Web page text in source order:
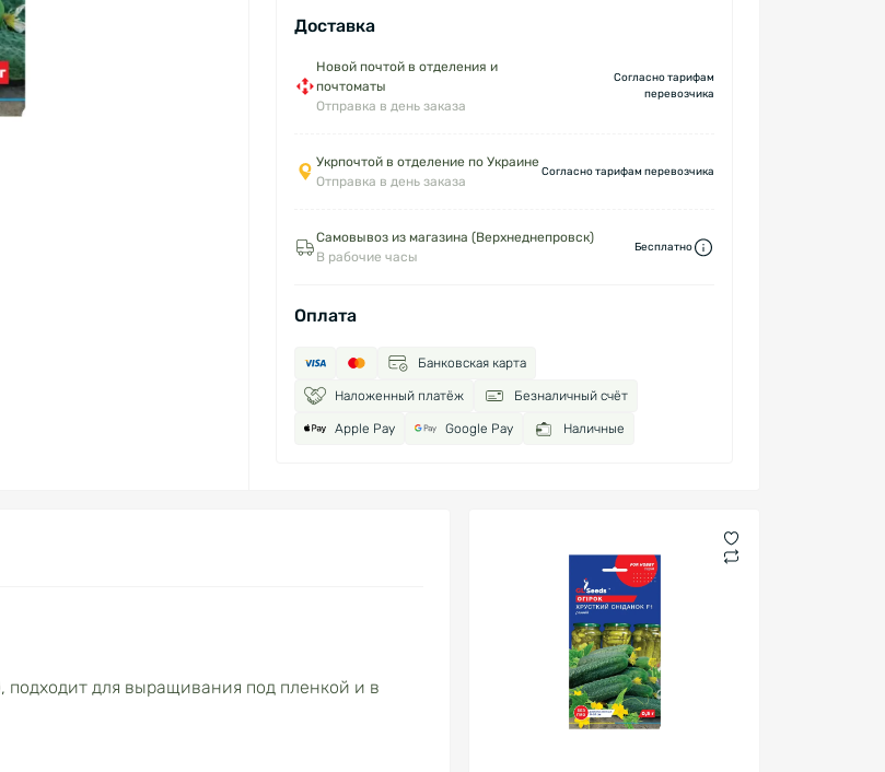
Доставка
Новой почтой в отделения и
почтоматы
Отправка в день заказа
Согласно тарифам
перевозчика
Укрпочтой в отделение по Украине
Отправка в день заказа
Согласно тарифам перевозчика
Самовывоз из магазина (Верхнеднепровск)
В рабочие часы
Бесплатно
Оплата
Банковская карта
Наложенный платёж Безналичный счёт
Apple Pay Google Pay Наличные
для выращивания под пленкой и в